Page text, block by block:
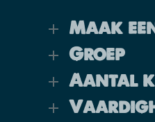
Maak
Groep
Aantal